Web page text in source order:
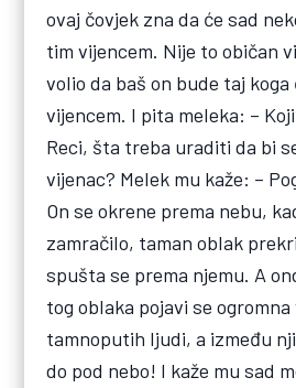
ovaj čovjek zna da će sad
tim vijencem. Nije to običan
volio da baš on bude taj
vijencem. I pita meleka: –
Reci, šta treba uraditi da bi
vijenac? Melek mu kaže: –
On se okrene prema nebu,
zamračilo, taman oblak
spušta se prema njemu. A
tog oblaka pojavi se
tamnoputih ljudi, a između
do pod nebo! I kaže mu sad